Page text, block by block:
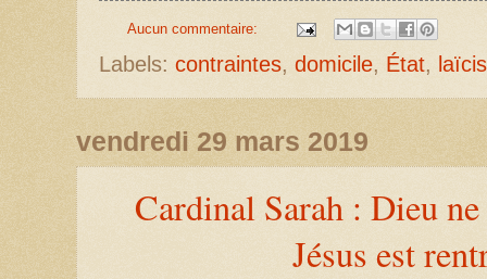
Aucun commentaire:
Labels: contraintes, domicile, État,
vendredi 29 mars 2019
Cardinal Sarah : Dieu
Jésus est